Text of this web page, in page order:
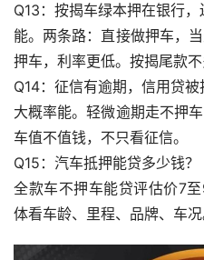
Q13：按揭车绿本押在银行，
能。两条路：直接做押车，
押车，利率更低。按揭尾款
Q14：征信有逾期，信用贷被
大概率能。轻微逾期走不押
车值不值钱，不只看征信。
Q15：汽车抵押能贷多少钱？
全款车不押车能贷评估价7
体看车龄、里程、品牌、车况